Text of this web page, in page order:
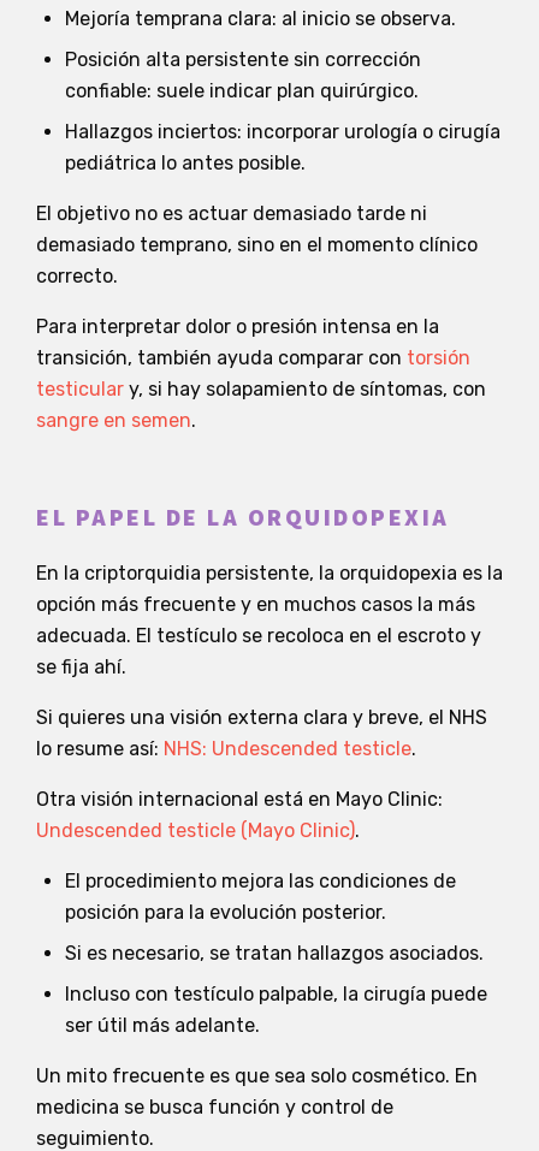
Mejoría temprana clara: al inicio se observa.
Posición alta persistente sin corrección
confiable: suele indicar plan quirúrgico.
Hallazgos inciertos: incorporar urología o cirugía
pediátrica lo antes posible.
El objetivo no es actuar demasiado tarde ni
demasiado temprano, sino en el momento clínico
correcto.
Para interpretar dolor o presión intensa en la
transición, también ayuda comparar con torsión
testicular y, si hay solapamiento de síntomas, con
sangre en semen.
EL PAPEL DE LA ORQUIDOPEXIA
En la criptorquidia persistente, la orquidopexia es la
opción más frecuente y en muchos casos la más
adecuada. El testículo se recoloca en el escroto y
se fija ahí.
Si quieres una visión externa clara y breve, el NHS
lo resume así: NHS: Undescended testicle.
Otra visión internacional está en Mayo Clinic:
Undescended testicle (Mayo Clinic).
El procedimiento mejora las condiciones de
posición para la evolución posterior.
Si es necesario, se tratan hallazgos asociados.
Incluso con testículo palpable, la cirugía puede
ser útil más adelante.
Un mito frecuente es que sea solo cosmético. En
medicina se busca función y control de
seguimiento.